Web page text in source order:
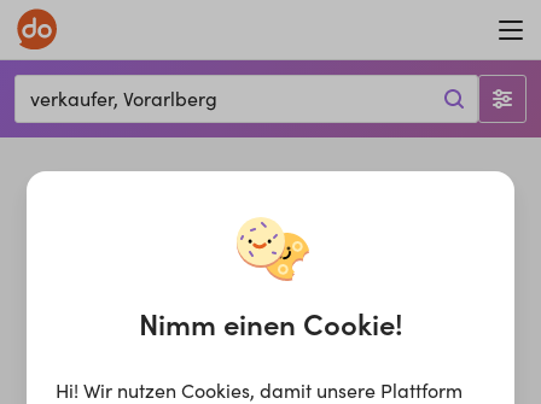
verkaufer, Vorarlberg
Nimm einen Cookie!
Hi! Wir nutzen Cookies, damit unsere Plattform